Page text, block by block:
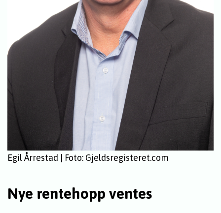
Egil Årrestad | Foto: Gjeldsregisteret.com
Nye rentehopp ventes